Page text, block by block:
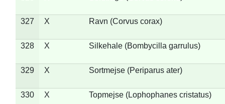
327 X Ravn (Corvus corax)
328 X Silkehale (Bombycilla garrulus)
329 X Sortmejse (Periparus ater)
330 X Topmejse (Lophophanes cristatus)